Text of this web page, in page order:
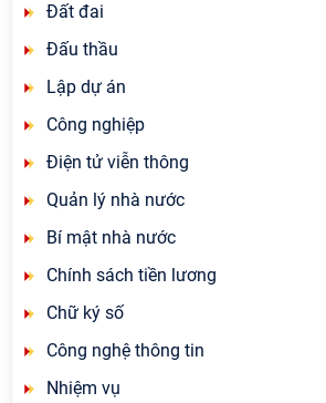
Đất đai
Đấu thầu
Lập dự án
Công nghiệp
Điện tử viễn thông
Quản lý nhà nước
Bí mật nhà nước
Chính sách tiền lương
Chữ ký số
Công nghệ thông tin
Nhiệm vụ